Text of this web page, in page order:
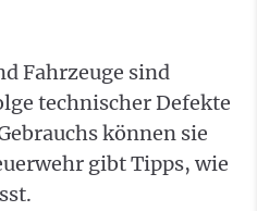
Fahrzeuge sind
technischer Defekte
können sie
gibt Tipps, wie